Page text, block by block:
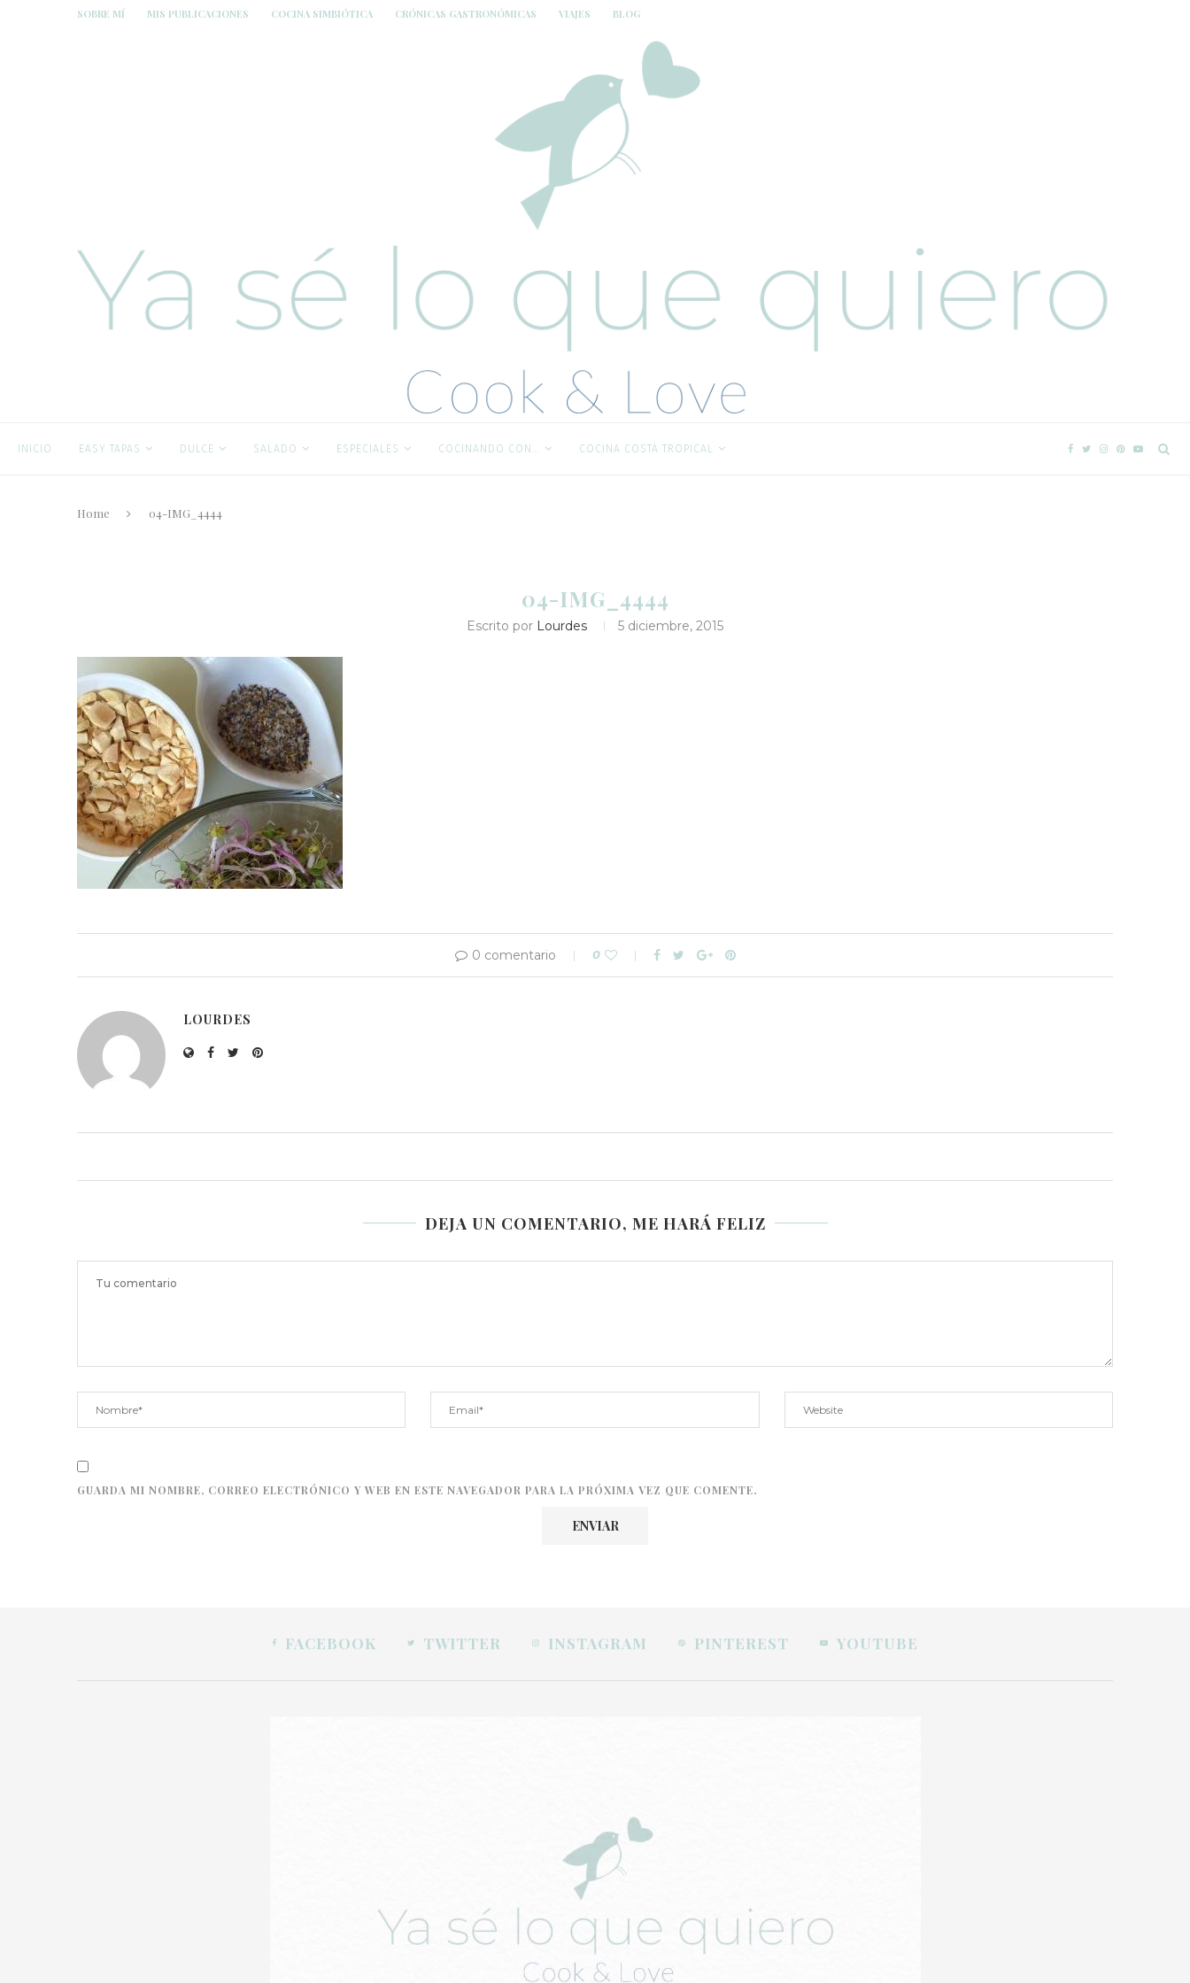
SOBRE MÍ MIS PUBLICACIONES COCINA SIMBIÓTICA CRÓNICAS GASTRONÓMICAS VIAJES BLOG
INICIO EASY TAPAS DULCE SALADO ESPECIALES COCINANDO CON… COCINA COSTA TROPICAL
Home 04-IMG_4444
04-IMG_4444
Escrito por Lourdes 5 diciembre, 2015
0 comentario 0
LOURDES
DEJA UN COMENTARIO, ME HARÁ FELIZ
GUARDA MI NOMBRE, CORREO ELECTRÓNICO Y WEB EN ESTE NAVEGADOR PARA LA PRÓXIMA VEZ QUE COMENTE.
FACEBOOK TWITTER INSTAGRAM PINTEREST YOUTUBE